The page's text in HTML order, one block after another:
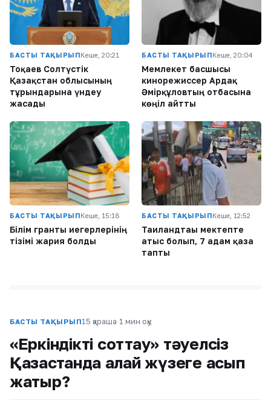
БАСТЫ ТАҚЫРЫПКеше, 20:21
Тоқаев Солтүстік
Қазақстан облысының
тұрғындарына үндеу
жасады
БАСТЫ ТАҚЫРЫПКеше, 20:04
Мемлекет басшысы
кинорежиссер Ардақ
Әмірқұловтың отбасына
көңіл айтты
БАСТЫ ТАҚЫРЫПКеше, 15:18
Білім гранты иегерлерінің
тізімі жария болды
БАСТЫ ТАҚЫРЫПКеше, 12:52
Таиландтағы мектепте
атыс болып, 7 адам қаза
тапты
БАСТЫ ТАҚЫРЫП15 қараша·1 мин оқу
«Еркіндікті соттау» тәуелсіз
Қазақстанда қалай жүзеге асып
жатыр?